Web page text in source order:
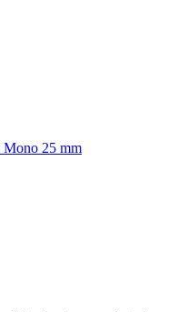
Mono 25 mm